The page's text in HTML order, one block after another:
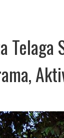
Telaga